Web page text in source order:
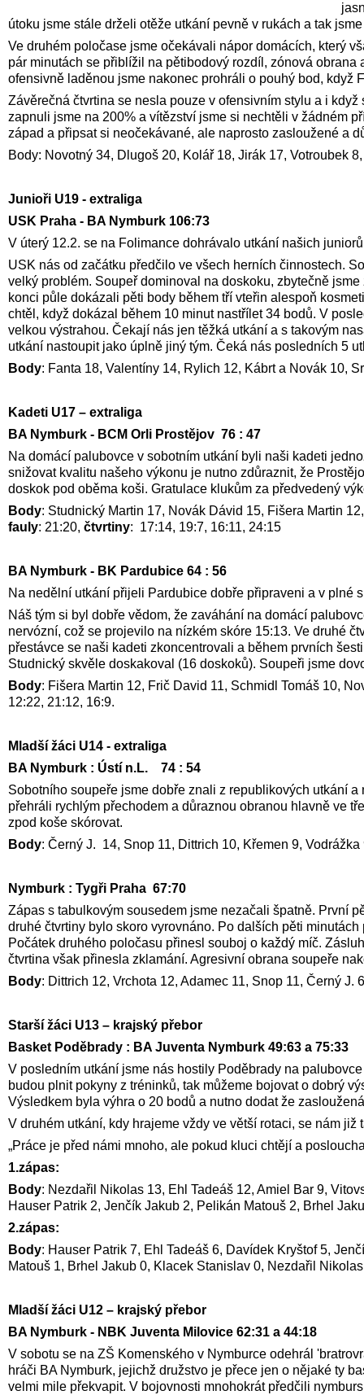
útoku jsme stále drželi otěže utkání pevně v rukách a tak
Ve druhém poločase jsme očekávali nápor domácích, který
pár minutách se přiblížil na pětibodový rozdíl, zónová
ofensivně laděnou jsme nakonec prohráli o pouhý bod, když
Závěrečná čtvrtina se nesla pouze v ofensivním stylu a i
zapnuli jsme na 200% a vítězství jsme si nechtěli v žádném
západ a připsat si neočekávané, ale naprosto zasloužené a
Body: Novotný 34, Dlugoš 20, Kolář 18, Jirák 17, Votroubek
Junioři U19 - extraliga
USK Praha - BA Nymburk 106:73
V úterý 12.2. se na Folimance dohrávalo utkání našich
USK nás od začátku předčilo ve všech herních činnostech.
velký problém. Soupeř dominoval na doskoku, zbytečně
konci půle dokázali pěti body během tří vteřin alespoň
chtěl, když dokázal během 10 minut nastřílet 34 bodů. V
velkou výstrahou. Čekají nás jen těžká utkání a s takovým
utkání nastoupit jako úplně jiný tým. Čeká nás posledních 5
Body: Fanta 18, Valentíny 14, Rylich 12, Kábrt a Novák 10,
Kadeti U17 – extraliga
BA Nymburk - BCM Orli Prostějov 76 : 47
Na domácí palubovce v sobotním utkání byli naši kadeti
snižovat kvalitu našeho výkonu je nutno zdůraznit, že
doskok pod oběma koši. Gratulace klukům za předvedený
Body: Studnický Martin 17, Novák Dávid 15, Fišera Martin
fauly: 21:20, čtvrtiny: 17:14, 19:7, 16:11, 24:15
BA Nymburk - BK Pardubice 64 : 56
Na nedělní utkání přijeli Pardubice dobře připraveni a v plné
Náš tým si byl dobře vědom, že zaváhání na domácí
nervózní, což se projevilo na nízkém skóre 15:13. Ve druhé
přestávce se naši kadeti zkoncentrovali a během prvních
Studnický skvěle doskakoval (16 doskoků). Soupeři jsme
Body: Fišera Martin 12, Frič David 11, Schmidl Tomáš 10,
12:22, 21:12, 16:9.
Mladší žáci U14 - extraliga
BA Nymburk : Ústí n.L. 74 : 54
Sobotního soupeře jsme dobře znali z republikových utkání
přehráli rychlým přechodem a důraznou obranou hlavně ve
zpod koše skórovat.
Body: Černý J. 14, Snop 11, Dittrich 10, Křemen 9,
Nymburk : Tygři Praha 67:70
Zápas s tabulkovým sousedem jsme nezačali špatně. První
druhé čtvrtiny bylo skoro vyrovnáno. Po dalších pěti
Počátek druhého poločasu přinesl souboj o každý míč.
čtvrtina však přinesla zklamání. Agresivní obrana soupeře
Body: Dittrich 12, Vrchota 12, Adamec 11, Snop 11, Černý
Starší žáci U13 – krajský přebor
Basket Poděbrady : BA Juventa Nymburk 49:63 a 75:33
V posledním utkání jsme nás hostily Poděbrady na
budou plnit pokyny z tréninků, tak můžeme bojovat o dobrý
Výsledkem byla výhra o 20 bodů a nutno dodat že
V druhém utkání, kdy hrajeme vždy ve větší rotaci, se nám
„Práce je před námi mnoho, ale pokud kluci chtějí a
1.zápas:
Body: Nezdařil Nikolas 13, Ehl Tadeáš 12, Amiel Bar 9,
Hauser Patrik 2, Jenčík Jakub 2, Pelikán Matouš 2, Brhel
2.zápas:
Body: Hauser Patrik 7, Ehl Tadeáš 6, Davídek Kryštof 5,
Matouš 1, Brhel Jakub 0, Klacek Stanislav 0, Nezdařil
Mladší žáci U12 – krajský přebor
BA Nymburk - NBK Juventa Milovice 62:31 a 44:18
V sobotu se na ZŠ Komenského v Nymburce odehrál
hráči BA Nymburk, jejichž družstvo je přece jen o nějaké ty
velmi mile překvapit. V bojovnosti mnohokrát předčili